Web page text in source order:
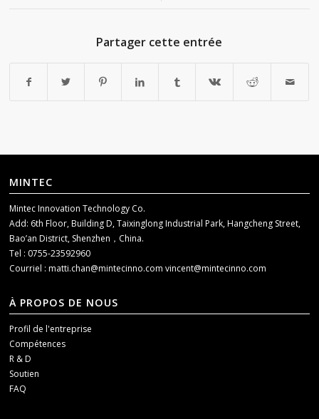
Partager cette entrée
MINTEC
Mintec Innovation Technology Co.
Add: 6th Floor, Building D, Taixinglong Industrial Park, Hangcheng Street,
Bao’an District, Shenzhen，China.
Tel : 0755-23592960
Courriel :matti.chan@mintecinno.comvincent@mintecinno.com
À PROPOS DE NOUS
Profil de l'entreprise
Compétences
R & D
Soutien
FAQ